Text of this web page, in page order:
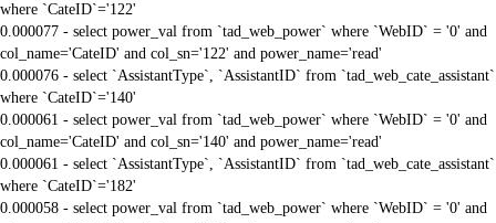
where `CateID`='122'
0.000077 - select power_val from `tad_web_power` where `WebID` = '0' and
col_name='CateID' and col_sn='122' and power_name='read'
0.000076 - select `AssistantType`, `AssistantID` from `tad_web_cate_assistant`
where `CateID`='140'
0.000061 - select power_val from `tad_web_power` where `WebID` = '0' and
col_name='CateID' and col_sn='140' and power_name='read'
0.000061 - select `AssistantType`, `AssistantID` from `tad_web_cate_assistant`
where `CateID`='182'
0.000058 - select power_val from `tad_web_power` where `WebID` = '0' and